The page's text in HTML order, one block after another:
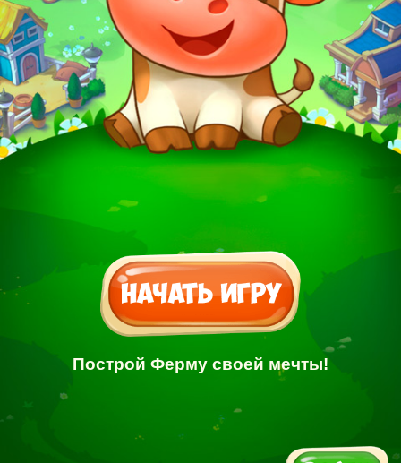
Построй Ферму своей мечты!